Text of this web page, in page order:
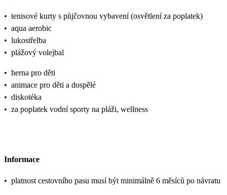
• tenisové kurty s půjčovnou vybavení (osvětlení za poplatek)
• aqua aerobic
• lukostřelba
• plážový volejbal
• herna pro děti
• animace pro děti a dospělé
• diskotéka
• za poplatek vodní sporty na pláži, wellness
Informace
• platnost cestovního pasu musí být minimálně 6 měsíců po návratu